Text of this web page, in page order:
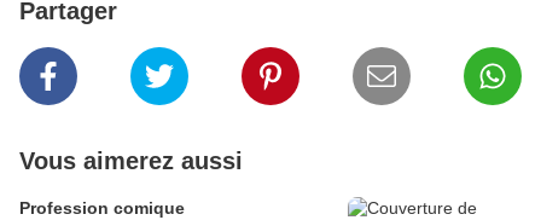
Partager
Vous aimerez aussi
Profession comique